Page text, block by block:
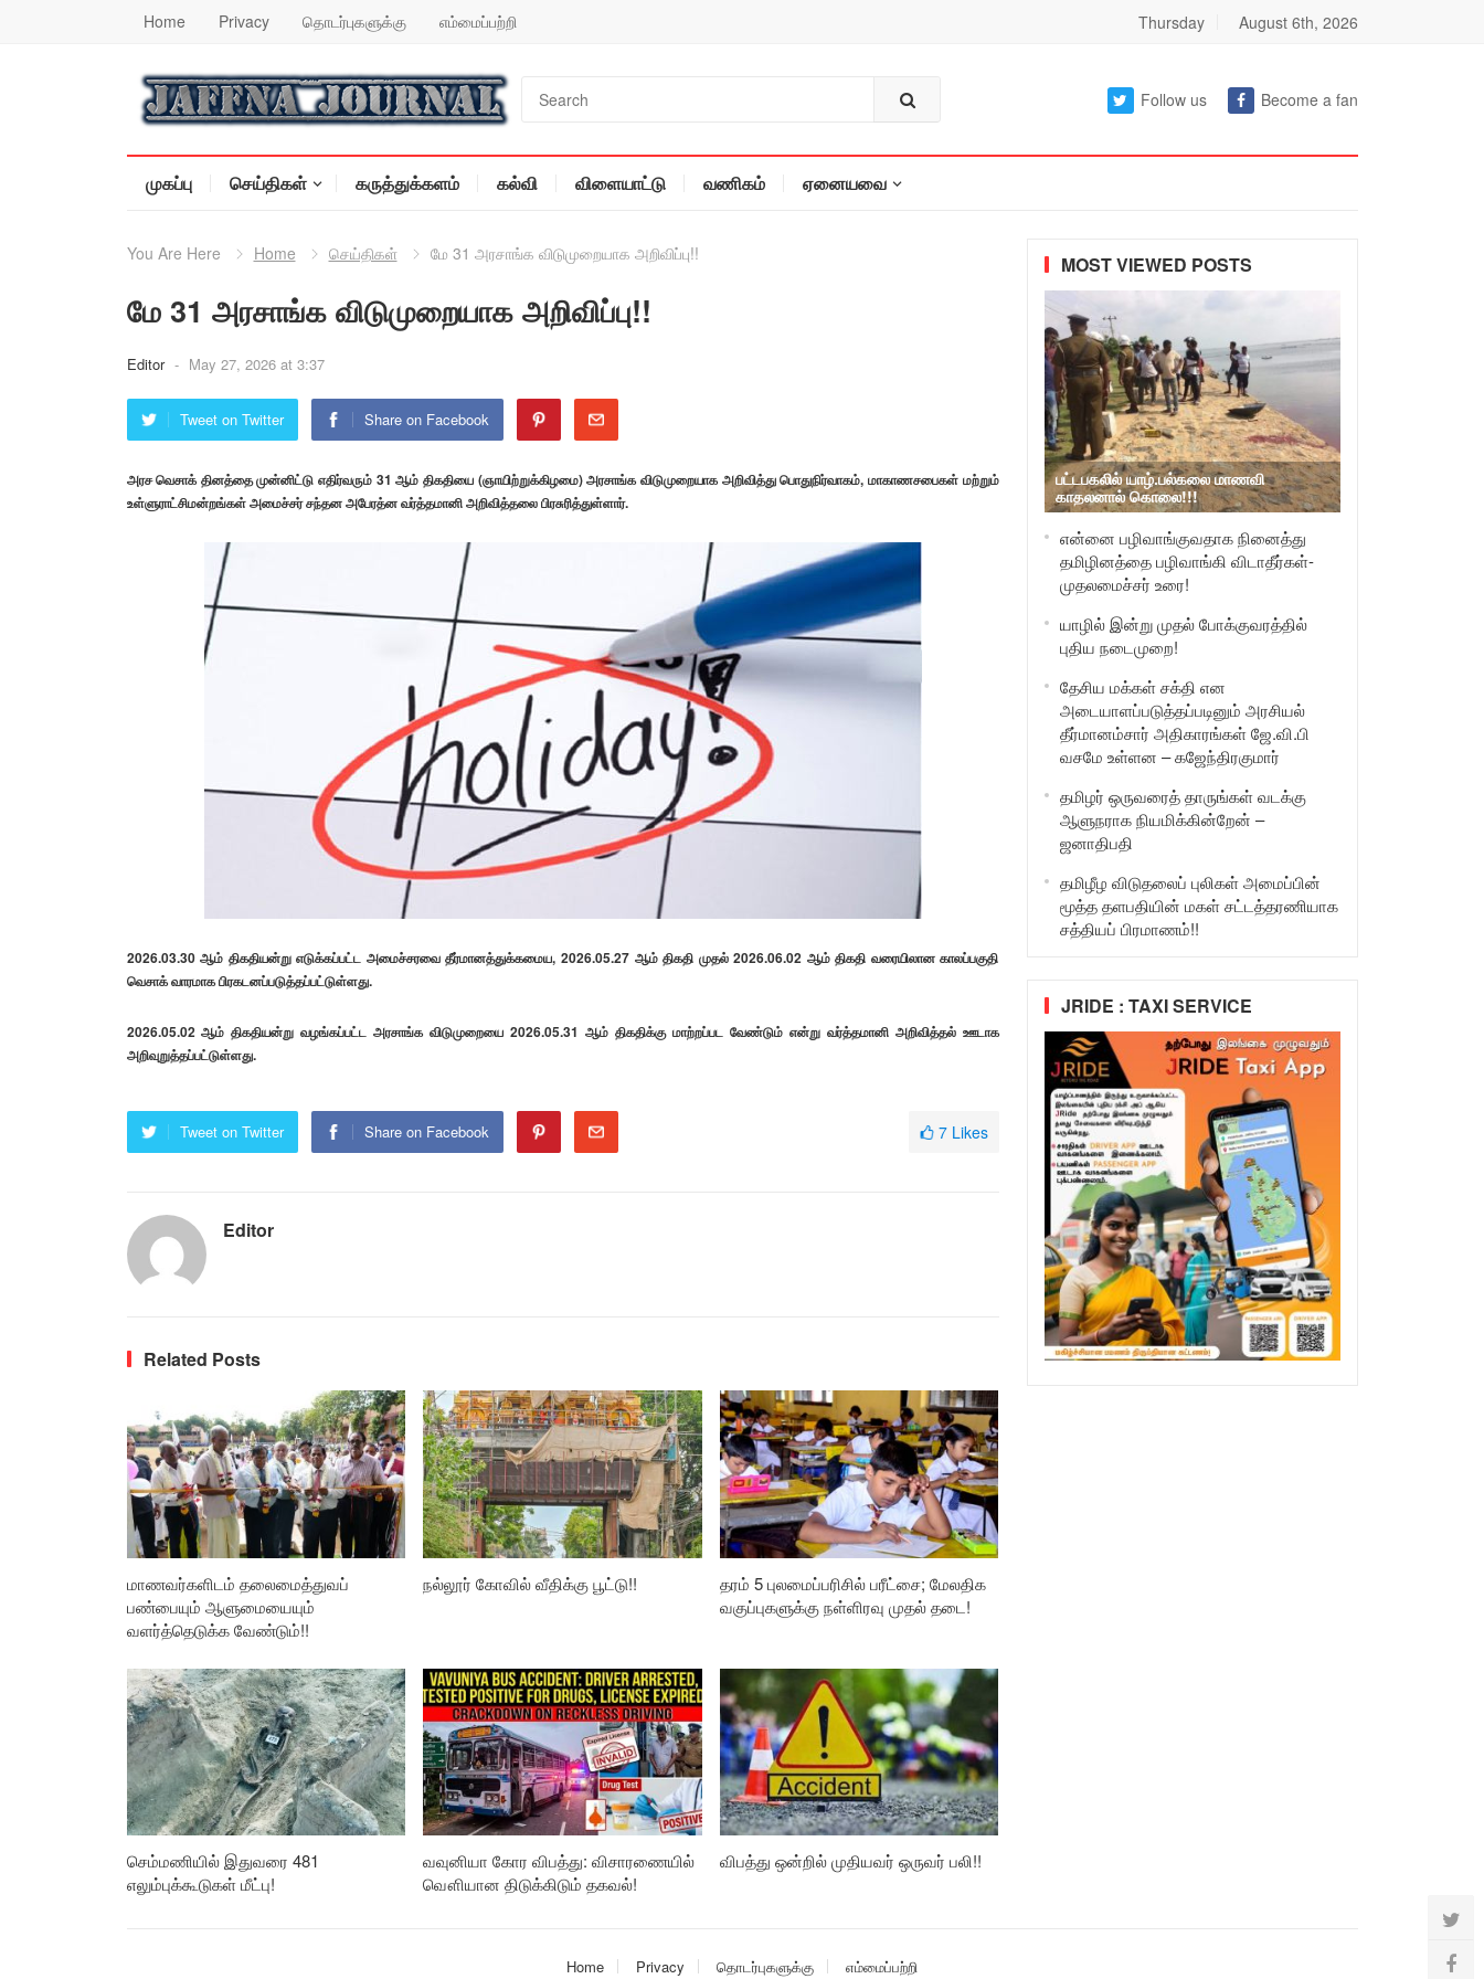
Home Privacy தொடர்புகளுக்கு எம்மைப்பற்றி Thursday August 6th, 2026
Follow us Become a fan
முகப்பு செய்திகள் கருத்துக்களம் கல்வி விளையாட்டு வணிகம் ஏனையவை
You Are Here Home செய்திகள் மே 31 அரசாங்க விடுமுறையாக அறிவிப்பு!!
மே 31 அரசாங்க விடுமுறையாக அறிவிப்பு!!
Editor - May 27, 2026 at 3:37
Tweet on Twitter Share on Facebook
அரச வெசாக் தினத்தை முன்னிட்டு எதிர்வரும் 31 ஆம் திகதியை (ஞாயிற்றுக்கிழமை) அரசாங்க விடுமுறையாக அறிவித்து பொதுநிர்வாகம், மாகாணசபைகள் மற்றும்
உள்ளுராட்சிமன்றங்கள் அமைச்சர் சந்தன அபேரத்ன வர்த்தமானி அறிவித்தலை பிரசுரித்துள்ளார்.
2026.03.30 ஆம் திகதியன்று எடுக்கப்பட்ட அமைச்சரவை தீர்மானத்துக்கமைய, 2026.05.27 ஆம் திகதி முதல் 2026.06.02 ஆம் திகதி வரையிலான காலப்பகுதி
வெசாக் வாரமாக பிரகடனப்படுத்தப்பட்டுள்ளது.
2026.05.02 ஆம் திகதியன்று வழங்கப்பட்ட அரசாங்க விடுமுறையை 2026.05.31 ஆம் திகதிக்கு மாற்றப்பட வேண்டும் என்று வர்த்தமானி அறிவித்தல் ஊடாக
அறிவுறுத்தப்பட்டுள்ளது.
Tweet on Twitter Share on Facebook 7 Likes
Editor
Related Posts
மாணவர்களிடம் தலைமைத்துவப்
பண்பையும் ஆளுமையையும்
வளர்த்தெடுக்க வேண்டும்!!
நல்லூர் கோவில் வீதிக்கு பூட்டு!!
தரம் 5 புலமைப்பரிசில் பரீட்சை; மேலதிக
வகுப்புகளுக்கு நள்ளிரவு முதல் தடை!
செம்மணியில் இதுவரை 481
எலும்புக்கூடுகள் மீட்பு!
வவுனியா கோர விபத்து: விசாரணையில்
வௌியான திடுக்கிடும் தகவல்!
விபத்து ஒன்றில் முதியவர் ஒருவர் பலி!!
MOST VIEWED POSTS
பட்டபகலில் யாழ்.பல்கலை மாணவி
காதலனால் கொலை!!!
என்னை பழிவாங்குவதாக நினைத்து
தமிழினத்தை பழிவாங்கி விடாதீர்கள்-
முதலமைச்சர் உரை!
யாழில் இன்று முதல் போக்குவரத்தில்
புதிய நடைமுறை!
தேசிய மக்கள் சக்தி என
அடையாளப்படுத்தப்படினும் அரசியல்
தீர்மானம்சார் அதிகாரங்கள் ஜே.வி.பி
வசமே உள்ளன – கஜேந்திரகுமார்
தமிழர் ஒருவரைத் தாருங்கள் வடக்கு
ஆளுநராக நியமிக்கின்றேன் –
ஜனாதிபதி
தமிழீழ விடுதலைப் புலிகள் அமைப்பின்
மூத்த தளபதியின் மகள் சட்டத்தரணியாக
சத்தியப் பிரமாணம்!!
JRIDE : TAXI SERVICE
Home Privacy தொடர்புகளுக்கு எம்மைப்பற்றி